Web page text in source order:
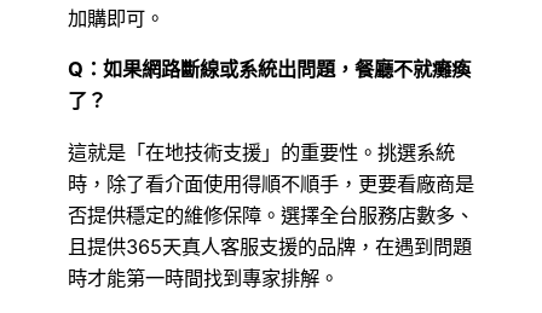
加購即可。
Q：如果網路斷線或系統出問題，餐廳不就癱瘓
了？
這就是「在地技術支援」的重要性。挑選系統
時，除了看介面使用得順不順手，更要看廠商是
否提供穩定的維修保障。選擇全台服務店數多、
且提供365天真人客服支援的品牌，在遇到問題
時才能第一時間找到專家排解。